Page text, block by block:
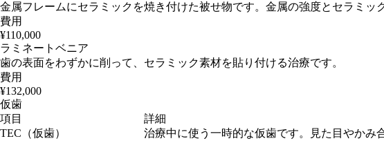
金属フレームにセラミックを焼き付けた被せ物です。金属の強度とセラミッ
費用
¥110,000
ラミネートベニア
歯の表面をわずかに削って、セラミック素材を貼り付ける治療です。
費用
¥132,000
仮歯
項目
詳細
TEC（仮歯）
治療中に使う一時的な仮歯です。見た目やかみ